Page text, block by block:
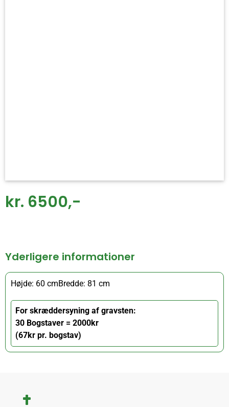
kr. 6500,-
Yderligere informationer
Højde: 60 cmBredde: 81 cm
For skræddersyning af gravsten:
30 Bogstaver = 2000kr
(67kr pr. bogstav)